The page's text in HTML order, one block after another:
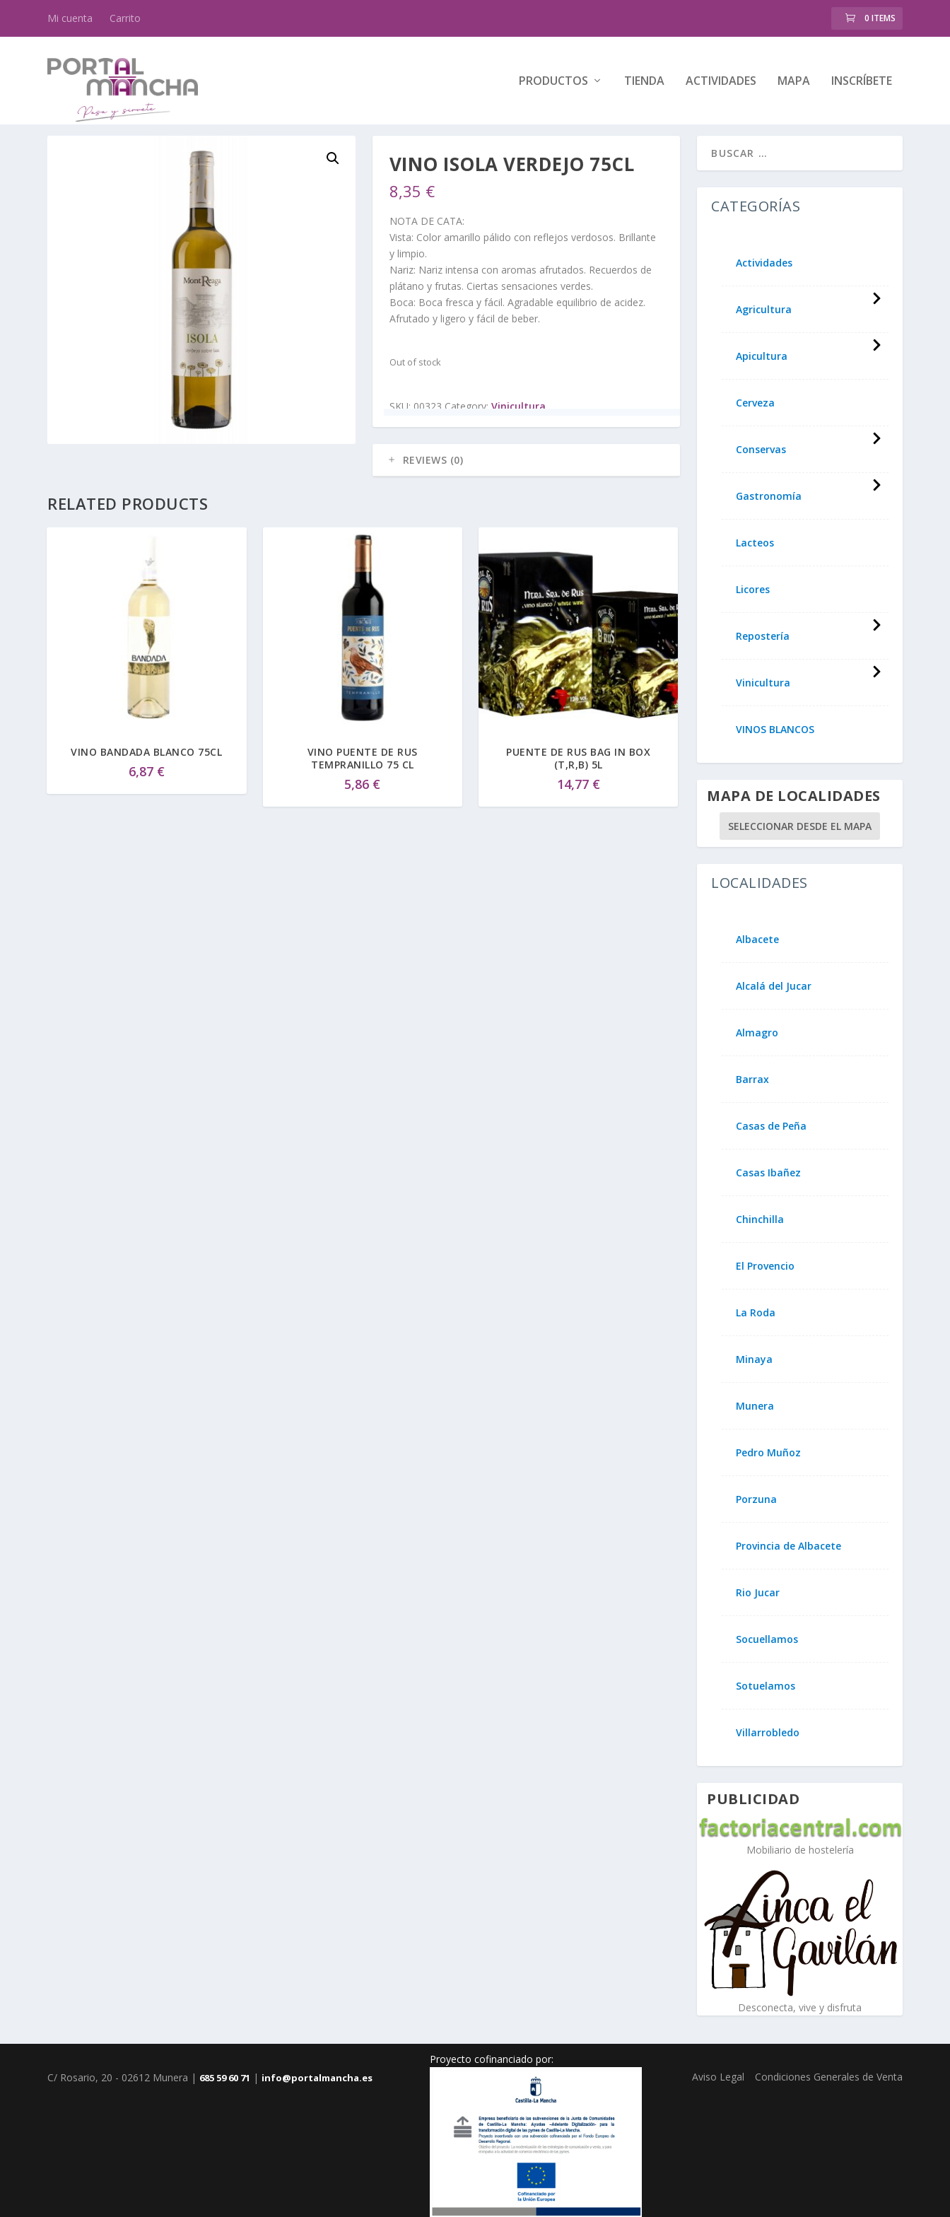
Mi cuenta Carrito 0 ITEMS
PRODUCTOS TIENDA ACTIVIDADES MAPA INSCRÍBETE
VINO ISOLA VERDEJO 75CL
8,35 €
NOTA DE CATA:
Vista: Color amarillo pálido con reflejos verdosos. Brillante
y limpio.
Nariz: Nariz intensa con aromas afrutados. Recuerdos de
plátano y frutas. Ciertas sensaciones verdes.
Boca: Boca fresca y fácil. Agradable equilibrio de acidez.
Afrutado y ligero y fácil de beber.
Out of stock
SKU: 00323 Category: Vinicultura
REVIEWS (0)
RELATED PRODUCTS
VINO BANDADA BLANCO 75CL
6,87 €
VINO PUENTE DE RUS
TEMPRANILLO 75 CL
5,86 €
PUENTE DE RUS BAG IN BOX
(T,R,B) 5L
14,77 €
CATEGORÍAS
Actividades
Agricultura
Apicultura
Cerveza
Conservas
Gastronomía
Lacteos
Licores
Repostería
Vinicultura
VINOS BLANCOS
MAPA DE LOCALIDADES
SELECCIONAR DESDE EL MAPA
LOCALIDADES
Albacete
Alcalá del Jucar
Almagro
Barrax
Casas de Peña
Casas Ibañez
Chinchilla
El Provencio
La Roda
Minaya
Munera
Pedro Muñoz
Porzuna
Provincia de Albacete
Rio Jucar
Socuellamos
Sotuelamos
Villarrobledo
PUBLICIDAD
Mobiliario de hostelería
Desconecta, vive y disfruta
C/ Rosario, 20 - 02612 Munera | 685 59 60 71 | info@portalmancha.es
Proyecto cofinanciado por:
Aviso Legal
Condiciones Generales de Venta